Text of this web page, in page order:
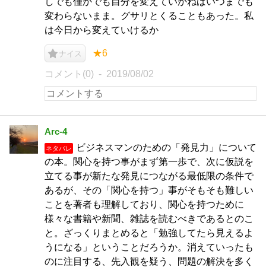
変わらないまま。グサリとくることもあった。私
は今日から変えていけるか
ナイス ★6
コメント(0) 2019/08/02
Arc-4
ネタバレ
ビジネスマンのための「発見力」について
の本。関心を持つ事がまず第一歩で、次に仮説を
立てる事が新たな発見につながる最低限の条件で
あるが、その「関心を持つ」事がそもそも難しい
ことを著者も理解しており、関心を持つために
様々な書籍や新聞、雑誌を読むべきであるとのこ
と。ざっくりまとめると「勉強してたら見えるよ
うになる」ということだろうか。消えていったも
のに注目する、先入観を疑う、問題の解決を多く